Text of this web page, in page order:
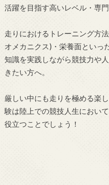
活躍を目指す高いレベル・専
走りにおけるトレーニング方
オメカニクス)・栄養面といっ
知識を実践しながら競技力や
きたい方へ。
厳しい中にも走りを極める楽
験は陸上での競技人生におい
役立つことでしょう！